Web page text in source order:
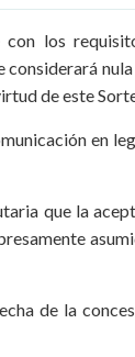
los
de este
en
que la
de la